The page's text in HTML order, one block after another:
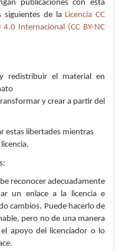
publicaciones con esta
siguientes de la Licencia CC
Internacional (CC BY-NC
redistribuir el material en
y crear a partir del
estas libertades mientras
reconocer adecuadamente
un enlace a la licencia e
cambios. Puede hacerlo de
pero no de una manera
apoyo del licenciador o lo